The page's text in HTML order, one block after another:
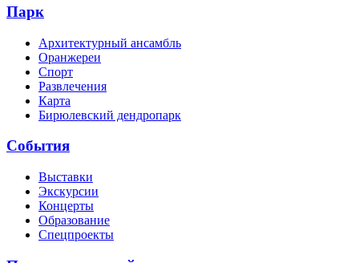
Парк
Архитектурный ансамбль
Оранжереи
Спорт
Развлечения
Карта
Бирюлевский дендропарк
События
Выставки
Экскурсии
Концерты
Образование
Спецпроекты